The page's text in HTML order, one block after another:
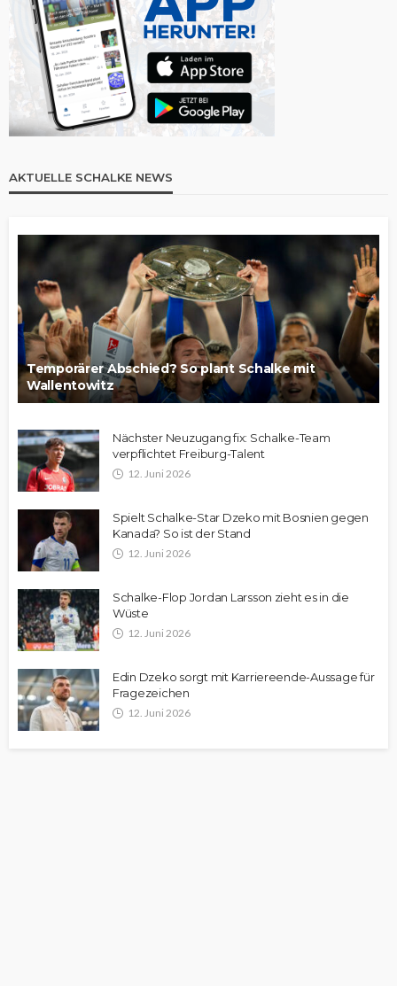
AKTUELLE SCHALKE NEWS
Temporärer Abschied? So plant Schalke mit
Wallentowitz
Nächster Neuzugang fix: Schalke-Team
verpflichtet Freiburg-Talent
12. Juni 2026
Spielt Schalke-Star Dzeko mit Bosnien gegen
Kanada? So ist der Stand
12. Juni 2026
Schalke-Flop Jordan Larsson zieht es in die
Wüste
12. Juni 2026
Edin Dzeko sorgt mit Karriereende-Aussage für
Fragezeichen
12. Juni 2026